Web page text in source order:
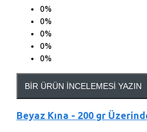
0%
0%
0%
0%
0%
BIR ÜRÜN İNCELEMESI YAZIN
Beyaz Kına - 200 gr